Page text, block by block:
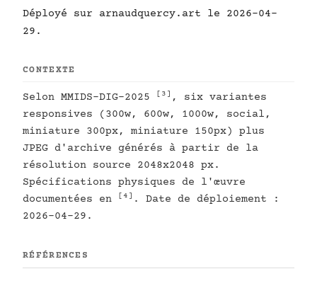
Déployé sur arnaudquercy.art le 2026-04-
29.
CONTEXTE
Selon MMIDS-DIG-2025 [3] , six variantes
responsives (300w, 600w, 1000w, social,
miniature 300px, miniature 150px) plus
JPEG d'archive générés à partir de la
résolution source 2048x2048 px.
Spécifications physiques de l'œuvre
documentées en
[4] . Date de déploiement :
2026-04-29.
RÉFÉRENCES